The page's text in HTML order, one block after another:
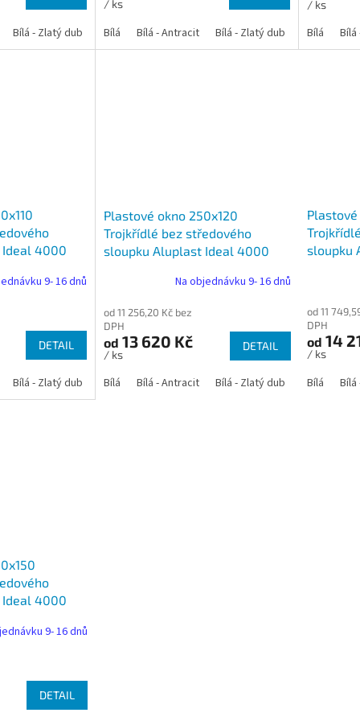
Bílá - Zlatý dub Bílá - Tmavý dub Bílá - Ořech Bílá - Mahagon
/ ks
Bílá Bílá - Antracit Bílá - Zlatý dub Bílá -
/ ks
Bílá
4000
9- 16 dnů
DETAIL
Bílá - Zlatý dub Bílá - Tmavý dub Bílá - Ořech Bílá - Mahagon
Plastové okno 250x120
Trojkřídlé bez středového
sloupku Aluplast Ideal 4000
Na objednávku 9- 16 dnů
od 11 256,20 Kč bez
DPH
od 13 620 Kč
/ ks
DETAIL
Bílá Bílá - Antracit Bílá - Zlatý dub Bílá -
sloupku
od 11
DPH
od 14
/ ks
Bílá
4000
9- 16 dnů
DETAIL